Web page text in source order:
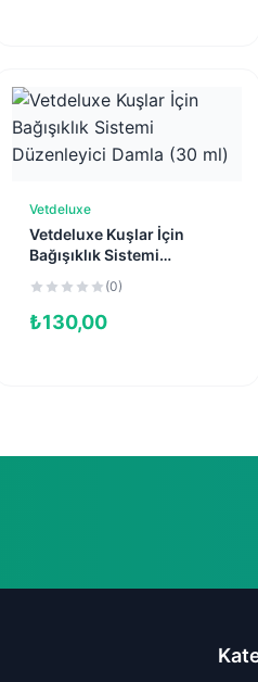
Vetdeluxe
Vetdeluxe Kuşlar İçin
Bağışıklık Sistemi
(0)
₺130,00